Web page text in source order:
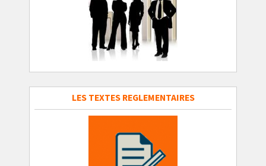
LES TEXTES REGLEMENTAIRES